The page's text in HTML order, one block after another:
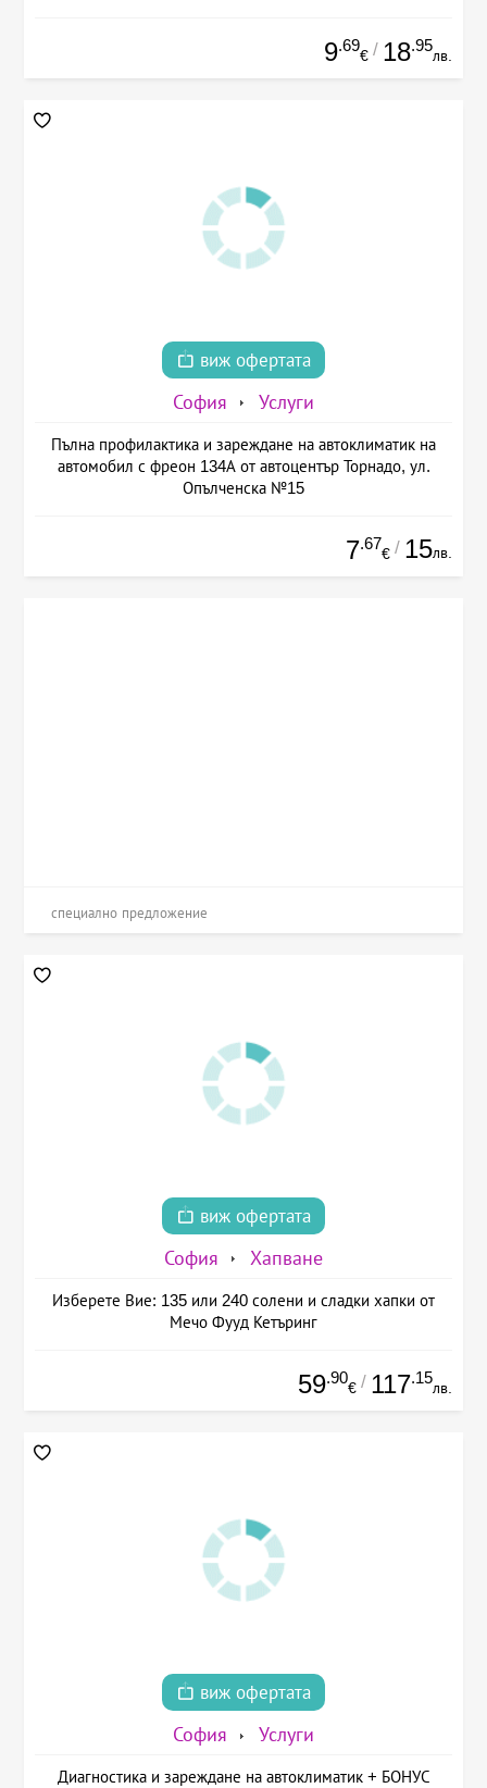
9.69
€ / 18.95
лв.
виж офертата
София Услуги
Пълна профилактика и зареждане на автоклиматик на
автомобил с фреон 134А от автоцентър Торнадо, ул.
Опълченска №15
7.67
€ / 15лв.
специално предложение
виж офертата
София Хапване
Изберете Вие: 135 или 240 солени и сладки хапки от
Мечо Фууд Кетъринг
59.90
€ / 117.15
лв.
виж офертата
София Услуги
Диагностика и зареждане на автоклиматик + БОНУС